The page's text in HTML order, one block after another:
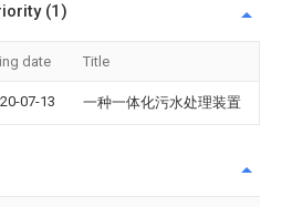
(1)
date Title
07-13 一种一体化污水处理装置